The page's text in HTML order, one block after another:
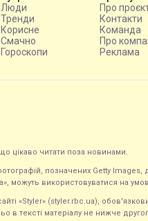
Люди
Тренди
Корисне
Смачно
Гороскопи
Про
Контакти
Команда
Про
Реклама
цікаво читати поза новинами.
позначених Getty
можуть використовуватися на
«Styler» (styler.rbc.ua),
в тексті матеріалу не нижче